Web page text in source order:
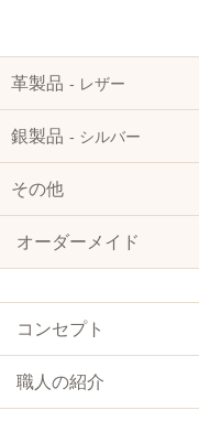
革製品 ‐ レザー
銀製品 ‐ シルバー
その他
オーダーメイド
コンセプト
職人の紹介